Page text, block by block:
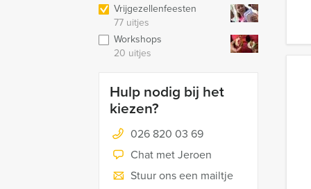
Vrijgezellenfeesten
77 uitjes
Workshops
20 uitjes
Hulp nodig bij het
kiezen?
026 820 03 69
Chat met Jeroen
Stuur ons een mailtje